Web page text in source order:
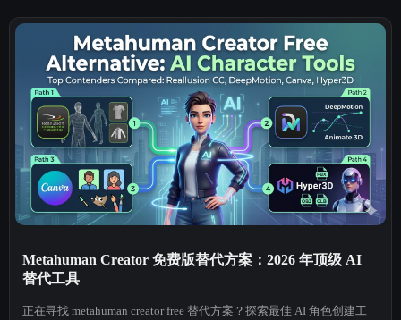
Metahuman Creator 免费版替代方案：2026 年顶级 AI
替代工具
正在寻找 metahuman creator free 替代方案？探索最佳 AI 角色创建工